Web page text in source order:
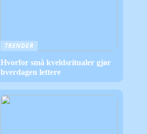
TRENDER
Hvorfor små kveldsritualer gjør
hverdagen lettere